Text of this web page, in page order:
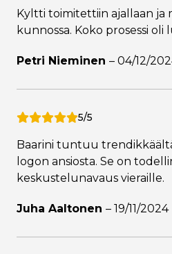
Kyltti toimitettiin ajallaan ja
kunnossa. Koko prosessi oli
Petri Nieminen – 04/12/
5/5
Baarini tuntuu
logon ansiosta. Se on
keskustelunavaus vieraille.
Juha Aaltonen – 19/11/2024